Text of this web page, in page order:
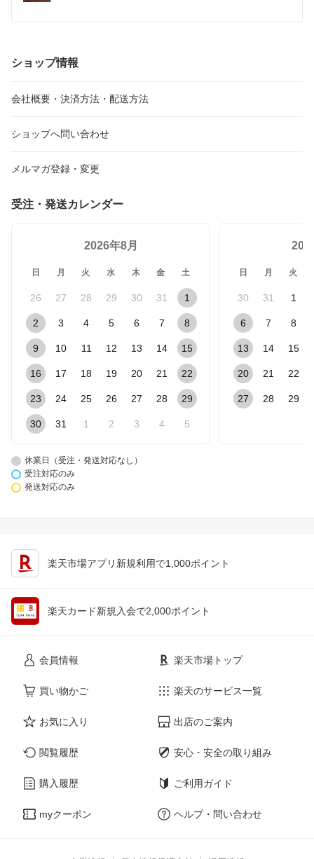
ショップ情報
会社概要・決済方法・配送方法
ショップへ問い合わせ
メルマガ登録・変更
受注・発送カレンダー
2026年8月
日 月 火 水 木 金 土
26 27 28 29 30 31 1
2 3 4 5 6 7 8
9 10 11 12 13 14 15
16 17 18 19 20 21 22
23 24 25 26 27 28 29
30 31 1 2 3 4 5
日 月 火
30 31 1
6 7 8
13 14 15
20 21 22
27 28 29
休業日（受注・発送対応なし）
受注対応のみ
発送対応のみ
楽天市場アプリ新規利用で1,000ポイント
楽天カード新規入会で2,000ポイント
会員情報
買い物かご
お気に入り
閲覧履歴
購入履歴
myクーポン
楽天市場トップ
楽天のサービス一覧
出店のご案内
安心・安全の取り組み
ご利用ガイド
ヘルプ・問い合わせ